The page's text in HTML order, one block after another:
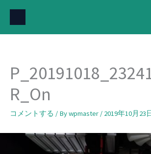
を
R_On
コメントする / Bywpmaster / 2019年10月23